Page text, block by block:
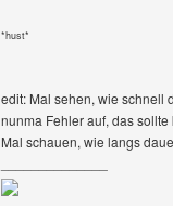
*hust*
edit: Mal sehen, wie schnell
nunma Fehler auf, das sollte
Mal schauen, wie langs